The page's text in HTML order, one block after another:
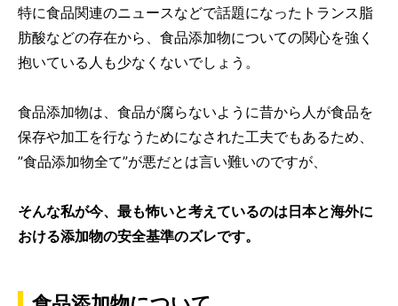
特に食品関連のニュースなどで話題になったトランス脂
肪酸などの存在から、食品添加物についての関心を強く
抱いている人も少なくないでしょう。
食品添加物は、食品が腐らないように昔から人が食品を
保存や加工を行なうためになされた工夫でもあるため、
”食品添加物全て”が悪だとは言い難いのですが、
そんな私が今、最も怖いと考えているのは日本と海外に
おける添加物の安全基準のズレです。